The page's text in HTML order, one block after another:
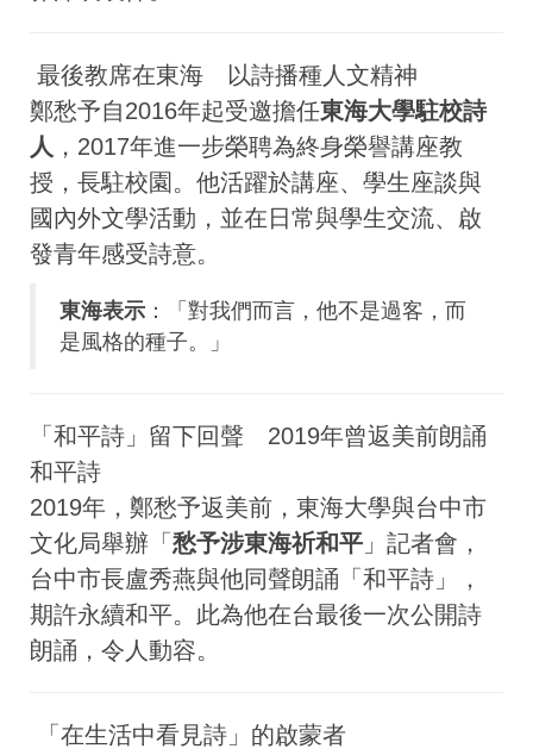
最後教席在東海 以詩播種人文精神
鄭愁予自2016年起受邀擔任東海大學駐校詩
人 ，2017年進一步榮聘為終身榮譽講座教
授，長駐校園。他活躍於講座、學生座談與
國內外文學活動，並在日常與學生交流、啟
發青年感受詩意。
東海表示 ：「對我們而言，他不是過客，而
是風格的種子。」
「和平詩」留下回聲 2019年曾返美前朗誦
和平詩
2019年，鄭愁予返美前，東海大學與台中市
文化局舉辦「 愁予涉東海祈和平 」記者會，
台中市長盧秀燕與他同聲朗誦「和平詩」，
期許永續和平。此為他在台最後一次公開詩
朗誦，令人動容。
「在生活中看見詩」的啟蒙者